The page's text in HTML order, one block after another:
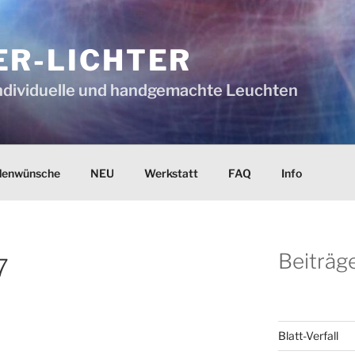
LICHTER
und handgemachte Leuchten
NEU Werkstatt FAQ Info
Blatt-Verfall